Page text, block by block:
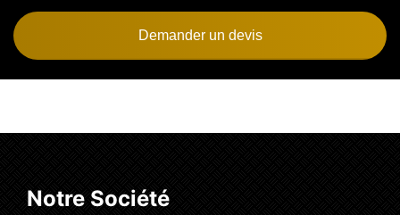
Demander un devis
Notre Société